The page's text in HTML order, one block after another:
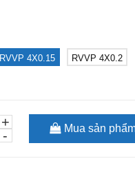
RVVP 4X0.15 RVVP 4X0.2
-
+ Mua sản